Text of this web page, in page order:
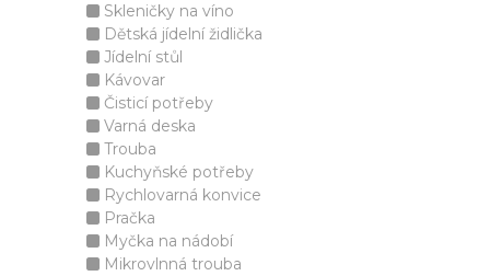
Skleničky na víno
Dětská jídelní židlička
Jídelní stůl
Kávovar
Čisticí potřeby
Varná deska
Trouba
Kuchyňské potřeby
Rychlovarná konvice
Pračka
Myčka na nádobí
Mikrovlnná trouba